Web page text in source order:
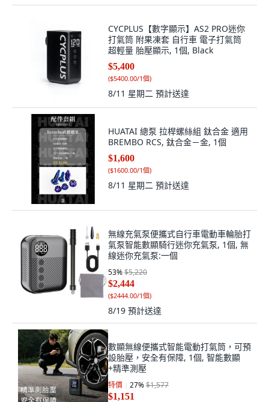
CYCPLUS【數字顯示】AS2 PRO迷你
打氣筒 附果凍套 自行車 電子打氣筒
超輕量 胎壓顯示, 1個, Black
$5,400
($5400.00/1個)
8/11 星期二 預計送達
HUATAI 總泵 拉桿螺絲組 鈦合金 適用
BREMBO RCS, 鈦合金－金, 1個
$1,600
($1600.00/1個)
8/11 星期二 預計送達
無線充氣泵便攜式自行車電動車輪胎打
氣泵智能數顯騎行迷你充氣泵, 1個, 無
線迷你充氣泵:一個
53%$5,220
$2,444
($2444.00/1個)
8/19 預計送達
數顯無線便攜式智能電動打氣筒，可預
設胎壓，安全有保障, 1個, 智能數顯
+精準測壓
特價 27%$1,577
$1,151